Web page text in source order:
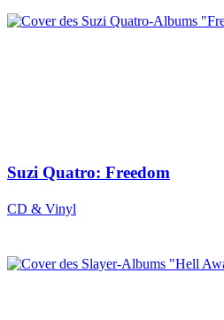
Suzi Quatro: Freedom
CD & Vinyl